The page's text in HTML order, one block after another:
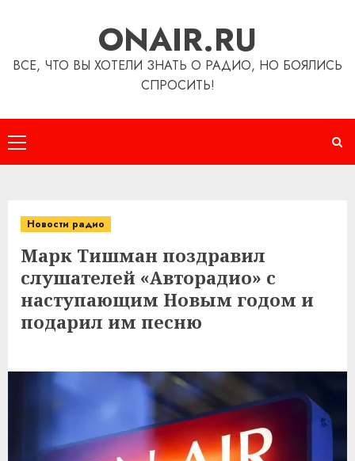
ONAIR.RU
ВСЕ, ЧТО ВЫ ХОТЕЛИ ЗНАТЬ О РАДИО, НО БОЯЛИСЬ
СПРОСИТЬ!
Основное
меню
Новости радио
Марк Тишман поздравил
слушателей «Авторадио» с
наступающим Новым годом и
подарил им песню